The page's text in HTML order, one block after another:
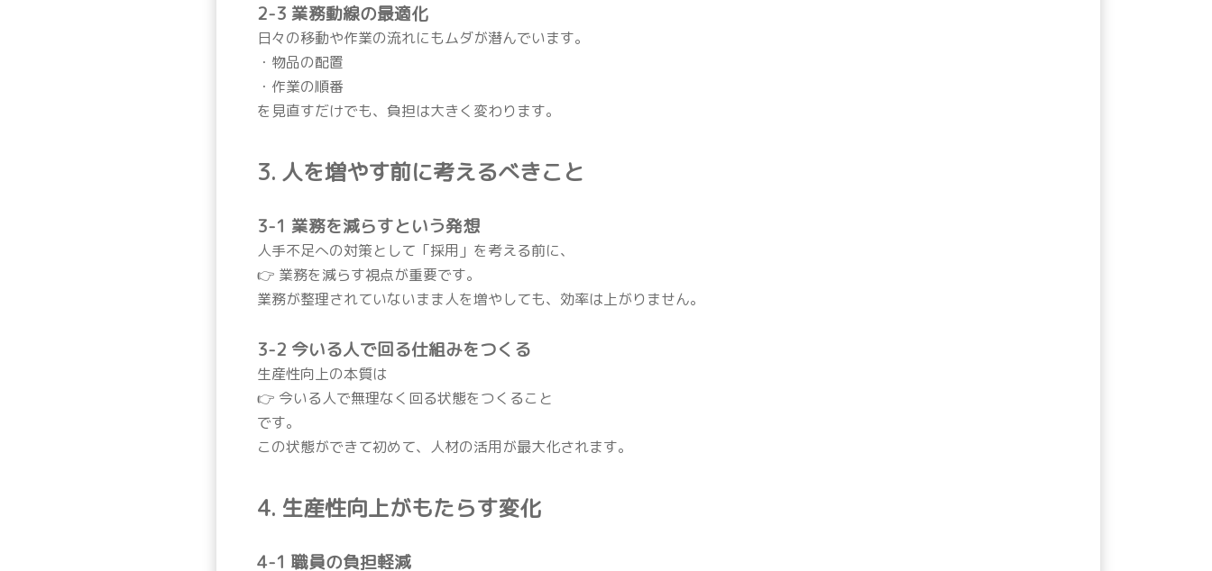
2-3 業務動線の最適化
日々の移動や作業の流れにもムダが潜んでいます。
・物品の配置
・作業の順番
を見直すだけでも、負担は大きく変わります。
3. 人を増やす前に考えるべきこと
3-1 業務を減らすという発想
人手不足への対策として「採用」を考える前に、
👉 業務を減らす視点が重要です。
業務が整理されていないまま人を増やしても、効率は上がりません。
3-2 今いる人で回る仕組みをつくる
生産性向上の本質は
👉 今いる人で無理なく回る状態をつくること
です。
この状態ができて初めて、人材の活用が最大化されます。
4. 生産性向上がもたらす変化
4-1 職員の負担軽減